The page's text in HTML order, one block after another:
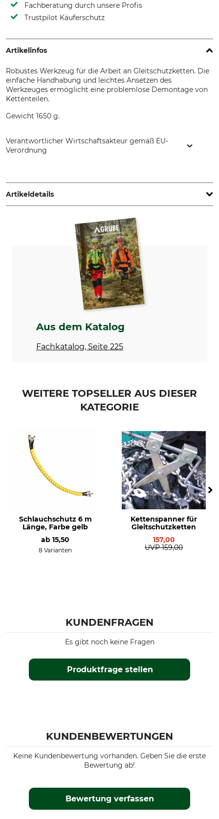
Fachberatung durch unsere Profis
Trustpilot Käuferschutz
Artikelinfos
Robustes Werkzeug für die Arbeit an Gleitschutzketten. Die
einfache Handhabung und leichtes Ansetzen des
Werkzeuges ermöglicht eine problemlose Demontage von
Kettenteilen.
Gewicht 1650 g.
Verantwortlicher Wirtschaftsakteur gemäß EU-
Verordnung
www.havel.fi
Artikeldetails
Produkttyp
Splintzieher
Modellbezeichnung
für Gleitschutzketten
Herstellung
Made in Finland
Aus dem Katalog
Fachkatalog, Seite 225
WEITERE TOPSELLER AUS DIESER
KATEGORIE
Schlauchschutz 6 m
Länge, Farbe gelb
ab 15,50
8 Varianten
Kettenspanner für
Gleitschutzketten
157,00
UVP 159,00
KUNDENFRAGEN
Produktfrage stellen
Es gibt noch keine Fragen
KUNDENBEWERTUNGEN
Keine Kundenbewertung vorhanden. Geben Sie die erste
Bewertung ab!
Bewertung verfassen